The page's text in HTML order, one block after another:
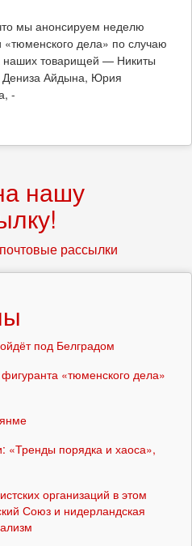
мы анонсируем неделю
дела» по случаю
наших товарищей — Никиты
Дениза Айдына, Юрия
-
нашу
рассылки
под Белградом
«тюменского дела»
порядка и хаоса»,
организаций в этом
Союз и нидерландская